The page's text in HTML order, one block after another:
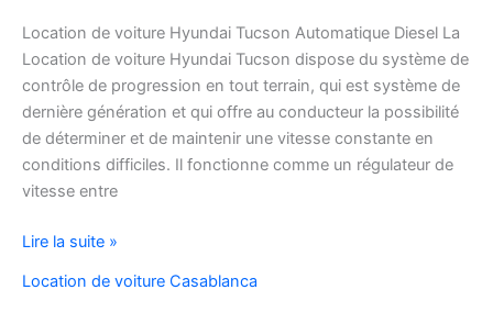
Location de voiture Hyundai Tucson Automatique Diesel La
Location de voiture Hyundai Tucson dispose du système de
contrôle de progression en tout terrain, qui est système de
dernière génération et qui offre au conducteur la possibilité
de déterminer et de maintenir une vitesse constante en
conditions difficiles. Il fonctionne comme un régulateur de
vitesse entre
Location
voiture
Lire la suite »
Location de voiture Casablanca